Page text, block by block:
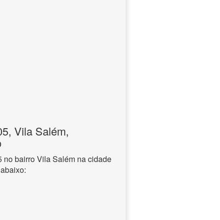
Vila Salém,
bairro Vila Salém na cidade